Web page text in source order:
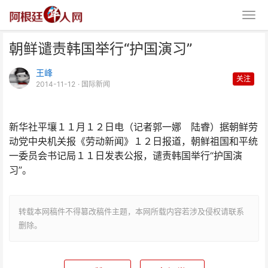
朝鲜谴责韩国举行“护国演习”
王峰
2014-11-12 · 国际新闻
关注
新华社平壤１１月１２日电（记者郭一娜 陆睿）据朝鲜劳
动党中央机关报《劳动新闻》１２日报道，朝鲜祖国和平统
一委员会书记局１１日发表公报，谴责韩国举行“护国演
习”。
转载本网稿件不得篡改稿件主题，本网所载内容若涉及侵权请联系
删除。
朝鲜谴责韩国举行“护国演习”